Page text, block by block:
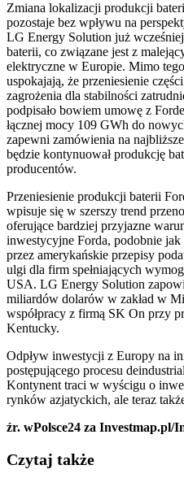
Zmiana lokalizacji produkcji
pozostaje bez wpływu na
LG Energy Solution już
baterii, co związane jest z
elektryczne w Europie. Mimo
uspokajają, że przeniesienie
zagrożenia dla stabilności
podpisało bowiem umowę z
łącznej mocy 109 GWh do
zapewni zamówienia na
będzie kontynuował produkcję
producentów.
Przeniesienie produkcji baterii
wpisuje się w szerszy trend
oferujące bardziej przyjazne
inwestycyjne Forda, podobnie
przez amerykańskie przepisy
ulgi dla firm spełniających
USA. LG Energy Solution
miliardów dolarów w zakład w
współpracy z firmą SK On przy
Kentucky.
Odpływ inwestycji z Europy na
postępującego procesu
Kontynent traci w wyścigu o
rynków azjatyckich, ale teraz
źr. wPolsce24 za Investmap.pl/
Czytaj także